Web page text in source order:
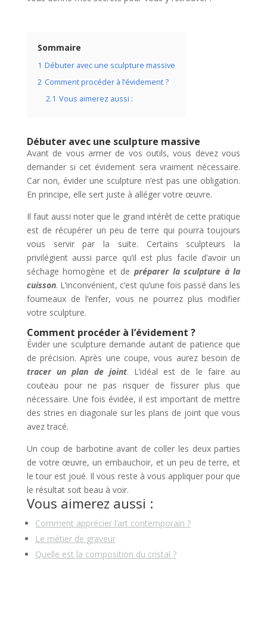
Sommaire
1 Débuter avec une sculpture massive
2 Comment procéder à l’évidement ?
2.1 Vous aimerez aussi :
Débuter avec une sculpture massive
Avant de vous armer de vos outils, vous devez vous
demander si cet évidement sera vraiment nécessaire.
Car non, évider une sculpture n’est pas une obligation.
En principe, elle sert juste à alléger votre œuvre.
Il faut aussi noter que le grand intérêt de cette pratique
est de récupérer un peu de terre qui pourra toujours
vous servir par la suite. Certains sculpteurs la
privilégient aussi parce qu’il est plus facile d’avoir un
séchage homogène et de préparer la sculpture à la
cuisson. L’inconvénient, c’est qu’une fois passé dans les
fourneaux de l’enfer, vous ne pourrez plus modifier
votre sculpture.
Comment procéder à l’évidement ?
Évider une sculpture demande autant de patience que
de précision. Après une coupe, vous aurez besoin de
tracer un plan de joint. L’idéal est de le faire au
couteau pour ne pas risquer de fissurer plus que
nécessaire. Une fois évidée, il est important de mettre
des stries en diagonale sur les plans de joint que vous
avez tracé.
Un coup de barbotine avant de coller les deux parties
de votre œuvre, un embauchoir, et un peu de terre, et
le tour est joué. Il vous reste à vous appliquer pour que
le résultat soit beau à voir.
Vous aimerez aussi :
Comment apprécier l’art contemporain ?
Le métier de graveur
Quelle est la composition du cristal ?